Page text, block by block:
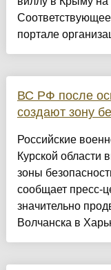
портале
ВС РФ после
создают зону
Российские
Курской области
зоны
сообщает пресс-
значительно
Волчанска в